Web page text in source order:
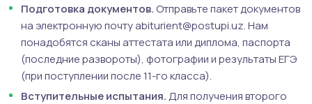
Подготовка документов. Отправьте пакет документов
на электронную почту abiturient@postupi.uz. Нам
понадобятся сканы аттестата или диплома, паспорта
(последние развороты), фотографии и результаты ЕГЭ
(при поступлении после 11-го класса).
Вступительные испытания.Для получения второго